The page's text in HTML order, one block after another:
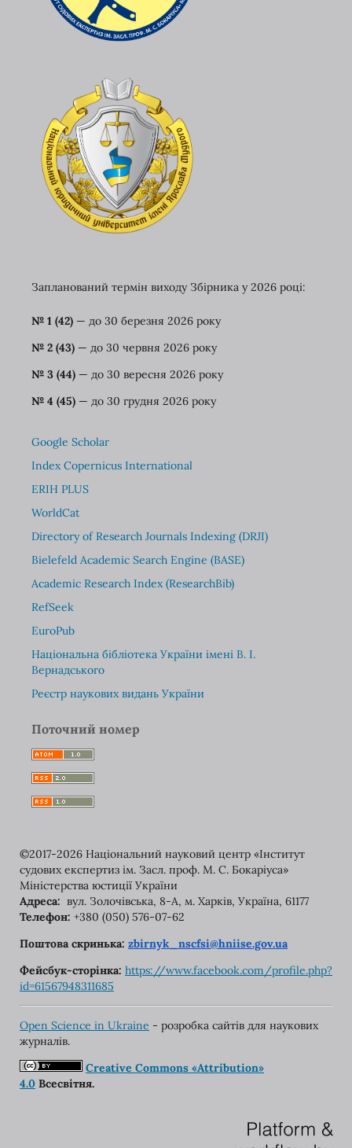
Запланований термін виходу Збірника у 2026 році:
№ 1 (42)— до 30 березня 2026 року
№ 2 (43)— до 30 червня 2026 року
№ 3 (44)— до 30 вересня 2026 року
№ 4 (45)— до 30 грудня 2026 року
Google Scholar
Index Copernicus International
ERIH PLUS
WorldCat
Directory of Research Journals Indexing (DRJI)
Bielefeld Academic Search Engine (BASE)
Academic Research Index (ResearchBib)
RefSeek
EuroPub
Національна бібліотека України імені В. І.
Вернадського
Реєстр наукових видань України
Поточний номер
©2017-2026 Національний науковий центр «Інститут
судових експертиз ім. Засл. проф. М. С. Бокаріуса»
Міністерства юстиції України
Адреса: вул. Золочівська, 8-A, м. Харків, Україна, 61177
Телефон: +380 (050) 576-07-62
Поштова скринька: zbirnyk_nscfsi@hniise.gov.ua
Фейсбук-сторінка: https://www.facebook.com/profile.php?
id=61567948311685
Open Science in Ukraine - розробка сайтів для наукових
журналів.
Creative Commons «Attribution»
4.0Всесвітня.